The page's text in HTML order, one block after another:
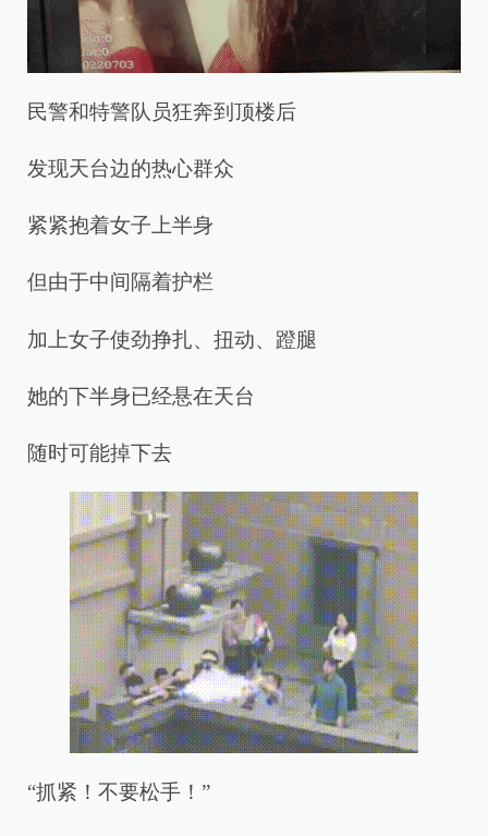
民警和特警队员狂奔到顶楼后
发现天台边的热心群众
紧紧抱着女子上半身
但由于中间隔着护栏
加上女子使劲挣扎、扭动、蹬腿
她的下半身已经悬在天台
随时可能掉下去
“抓紧！不要松手！”